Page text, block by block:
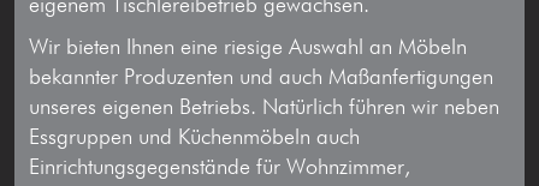
eigenem Tischlereibetrieb gewachsen.
Wir bieten Ihnen eine riesige Auswahl an Möbeln
bekannter Produzenten und auch Maßanfertigungen
unseres eigenen Betriebs. Natürlich führen wir neben
Essgruppen und Küchenmöbeln auch
Einrichtungsgegenstände für Wohnzimmer,